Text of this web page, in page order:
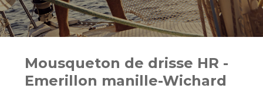
Mousqueton de drisse HR -
Emerillon manille-Wichard